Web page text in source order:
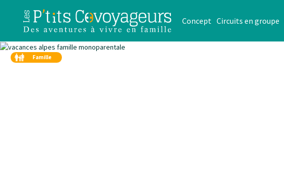
Concept Circuits en groupe
Famille